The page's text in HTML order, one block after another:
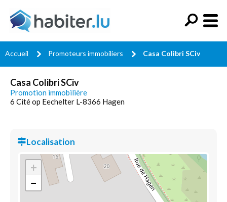
Accueil Promoteurs immobiliers Casa Colibri SCiv
Casa Colibri SCiv
Promotion immobilière
6 Cité op Eechelter L-8366 Hagen
Localisation
+
−